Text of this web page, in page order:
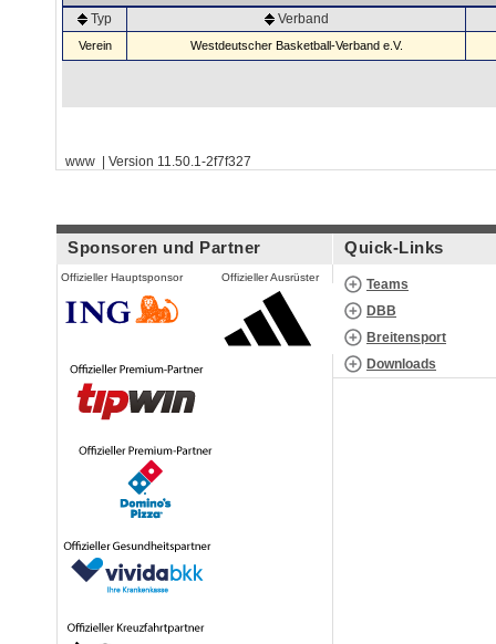
Typ
Verband
Verein Westdeutscher Basketball-Verband e.V.
www | Version 11.50.1-2f7f327
Sponsoren und Partner
Offizieller Hauptsponsor Offizieller Ausrüster
Quick-Links
Teams
DBB
Breitensport
Downloads